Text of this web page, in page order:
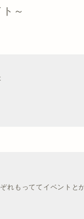
～
れもっててイベントと